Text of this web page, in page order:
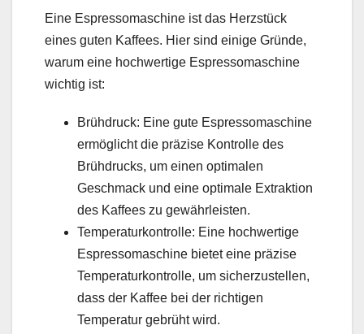
Eine Espressomaschine ist das Herzstück
eines guten Kaffees. Hier sind einige Gründe,
warum eine hochwertige Espressomaschine
wichtig ist:
Brühdruck: Eine gute Espressomaschine
ermöglicht die präzise Kontrolle des
Brühdrucks, um einen optimalen
Geschmack und eine optimale Extraktion
des Kaffees zu gewährleisten.
Temperaturkontrolle: Eine hochwertige
Espressomaschine bietet eine präzise
Temperaturkontrolle, um sicherzustellen,
dass der Kaffee bei der richtigen
Temperatur gebrüht wird.